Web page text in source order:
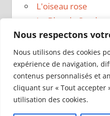
Nous respectons
Nous utilisons des cookies
expérience de navigation,
contenus personnalisés et
cliquant sur « Tout accepter
utilisation des cookies.
L'oiseau rose
Le Blog de Sarah
Le sac a dos
Madame Oreille
Voyages et